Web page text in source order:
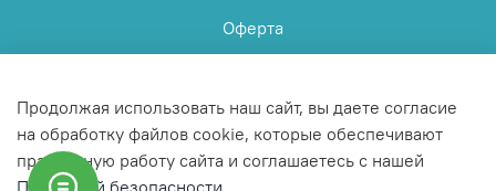
Оферта
Продолжая использовать наш сайт, вы даете согласие
на обработку файлов cookie, которые обеспечивают
правильную работу сайта и соглашаетесь с нашей